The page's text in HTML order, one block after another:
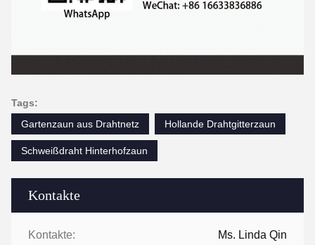
Kontakte
Kontakte: Ms. Linda Qin
Tags:
Gartenzaun aus Drahtnetz
Hollande Drahtgitterzaun
Schweißdraht Hinterhofzaun